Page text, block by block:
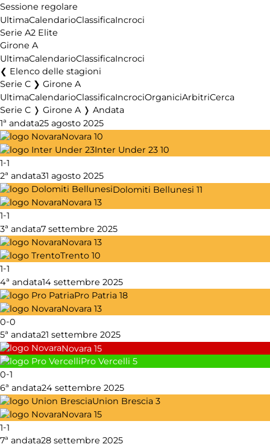
Sessione regolare
UltimaCalendarioClassificaIncroci
Serie A2 Elite
Girone A
UltimaCalendarioClassificaIncroci
Elenco delle stagioni
Serie C ❯ Girone A
UltimaCalendarioClassificaIncrociOrganiciArbitriCerca
Serie C ❭ Girone A ❭ Andata
1ª andata25 agosto 2025
Novara 10
Inter Under 23 10
1-1
2ª andata31 agosto 2025
Dolomiti Bellunesi 11
Novara 13
1-1
3ª andata7 settembre 2025
Novara 13
Trento 10
1-1
4ª andata14 settembre 2025
Pro Patria 18
Novara 13
0-0
5ª andata21 settembre 2025
Novara 15
Pro Vercelli 5
0-1
6ª andata24 settembre 2025
Union Brescia 3
Novara 15
1-1
7ª andata28 settembre 2025